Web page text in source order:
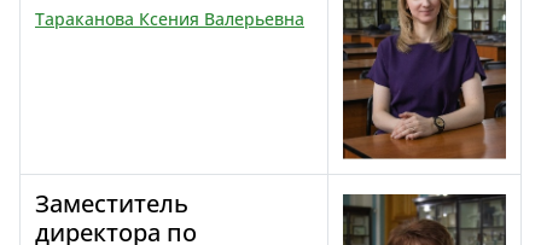
Тараканова Ксения Валерьевна
Заместитель
директора по